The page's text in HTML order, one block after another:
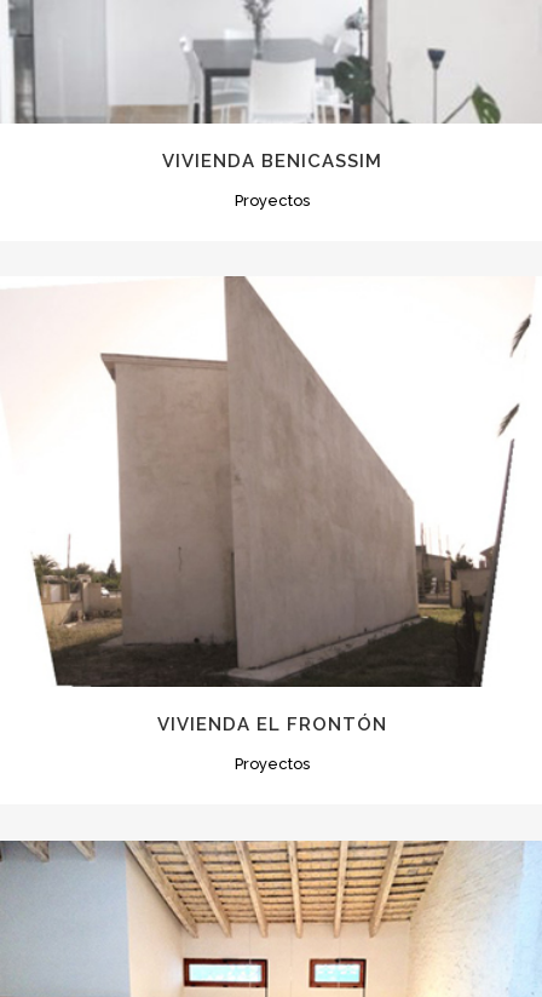
VIVIENDA BENICASSIM
Proyectos
VIVIENDA EL FRONTÓN
Proyectos